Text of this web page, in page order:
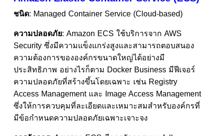
ชนิด: Managed Container Service (Cloud-based)
ความปลอดภัย: Amazon ECS ใช้บริการจาก AWS
Security ซึ่งมีความแข็งแกร่งสูงและสามารถตอบสนอง
ความต้องการขององค์กรขนาดใหญ่ได้อย่างมี
ประสิทธิภาพ อย่างไรก็ตาม Docker Business มีฟีเจอร์
ความปลอดภัยที่สร้างขึ้นโดยเฉพาะ เช่น Registry
Access Management และ Image Access Management
ซึ่งให้การควบคุมที่ละเอียดและเหมาะสมสำหรับองค์กรที่
มีข้อกำหนดความปลอดภัยเฉพาะเจาะจง